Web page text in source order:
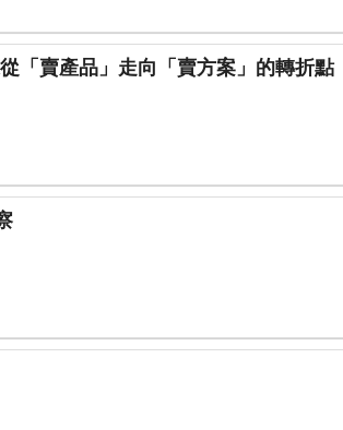
南給了什麼！？ 直銷大健康從「賣產品」走向「賣方案」的轉折點